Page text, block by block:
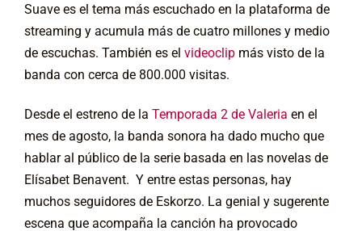
Suave es el tema más escuchado en la plataforma de
streaming y acumula más de cuatro millones y medio
de escuchas. También es el videoclip más visto de la
banda con cerca de 800.000 visitas.
Desde el estreno de la Temporada 2 de Valeria en el
mes de agosto, la banda sonora ha dado mucho que
hablar al público de la serie basada en las novelas de
Elísabet Benavent. Y entre estas personas, hay
muchos seguidores de Eskorzo. La genial y sugerente
escena que acompaña la canción ha provocado